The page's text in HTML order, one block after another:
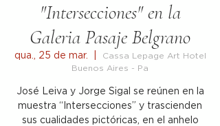
"Intersecciones" en la
Galeria Pasaje Belgrano
qua., 25 de mar.
Cassa Lepage Art Hotel
Buenos Aires - Pa
José Leiva y Jorge Sigal se reúnen en la
muestra “Intersecciones” y trascienden
sus cualidades pictóricas, en el anhelo